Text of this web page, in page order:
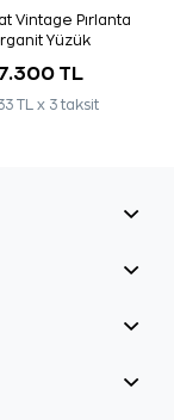
Vintage Pırlanta
Yüzük
TL
TL x 3 taksit